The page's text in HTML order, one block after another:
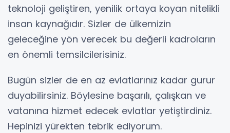
teknoloji geliştiren, yenilik ortaya koyan nitelikli
insan kaynağıdır. Sizler de ülkemizin
geleceğine yön verecek bu değerli kadroların
en önemli temsilcilerisiniz.
Bugün sizler de en az evlatlarınız kadar gurur
duyabilirsiniz. Böylesine başarılı, çalışkan ve
vatanına hizmet edecek evlatlar yetiştirdiniz.
Hepinizi yürekten tebrik ediyorum.